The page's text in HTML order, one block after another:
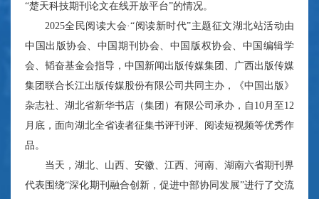
“楚天科技期刊论文在线开放平台”的情况。
2025全民阅读大会·“阅读新时代”主题征文湖北站活动由
中国出版协会、中国期刊协会、中国版权协会、中国编辑学
会、韬奋基金会指导，中国新闻出版传媒集团、广西出版传媒
集团联合长江出版传媒股份有限公司共同主办，《中国出版》
杂志社、湖北省新华书店（集团）有限公司承办，自10月至12
月底，面向湖北全省读者征集书评刊评、阅读短视频等优秀作
品。
当天，湖北、山西、安徽、江西、河南、湖南六省期刊界
代表围绕“深化期刊融合创新，促进中部协同发展”进行了交流